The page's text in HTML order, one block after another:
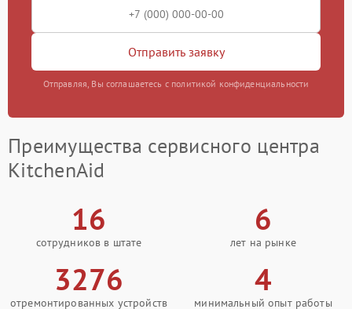
Отправить заявку
Отправляя, Вы соглашаетесь с политикой конфиденциальности
Преимущества сервисного центра
KitchenAid
16
сотрудников в штате
6
лет на рынке
3276
отремонтированных устройств
4
минимальный опыт работы